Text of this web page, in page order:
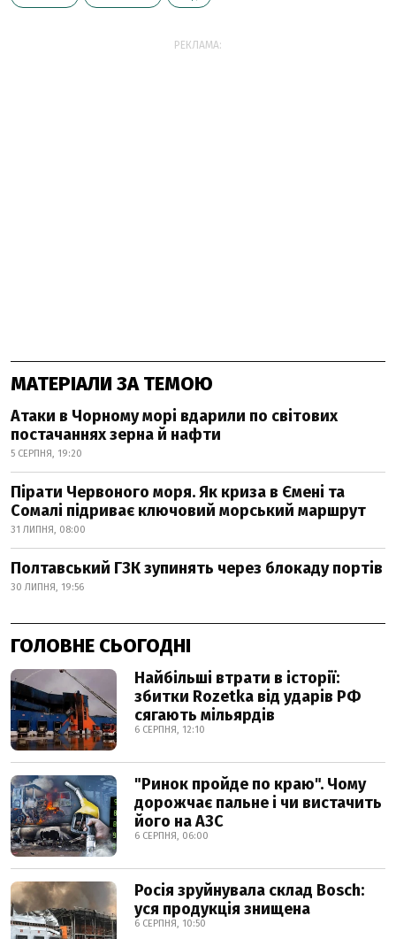
РЕКЛАМА:
МАТЕРІАЛИ ЗА ТЕМОЮ
Атаки в Чорному морі вдарили по світових
постачаннях зерна й нафти
5 СЕРПНЯ, 19:20
Пірати Червоного моря. Як криза в Ємені та
Сомалі підриває ключовий морський маршрут
31 ЛИПНЯ, 08:00
Полтавський ГЗК зупинять через блокаду портів
30 ЛИПНЯ, 19:56
ГОЛОВНЕ СЬОГОДНІ
Найбільші втрати в історії:
збитки Rozetka від ударів РФ
сягають мільярдів
6 СЕРПНЯ, 12:10
"Ринок пройде по краю". Чому
дорожчає пальне і чи вистачить
його на АЗС
6 СЕРПНЯ, 06:00
Росія зруйнувала склад Bosch:
уся продукція знищена
6 СЕРПНЯ, 10:50